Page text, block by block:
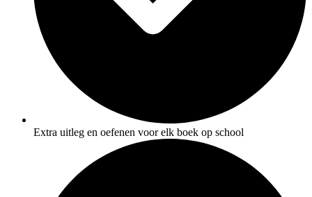
Extra uitleg en oefenen voor elk boek op school